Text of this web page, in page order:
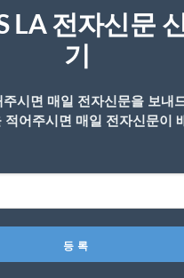
LA 전자신문
기
시면 매일 전자신문을 보내
적어주시면 매일 전자신문이